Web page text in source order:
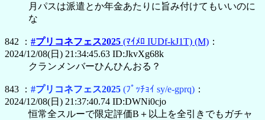
月パスは派遣とか年金あたりに旨み付けてもいいのに
な
842 ： #プリコネフェス2025 (ﾏｲﾒﾛ IUDf-kJ1T) (M) ：
2024/12/08(日) 21:34:45.63 ID:JkvXg68k
クランメンバーひんひんおる？
843 ： #プリコネフェス2025 (ﾌﾟｯﾁｮｲ sy/e-gprq) ：
2024/12/08(日) 21:37:40.74 ID:DWNi0cjo
恒常全スルーで限定評価B＋以上を全引きでもガチャ